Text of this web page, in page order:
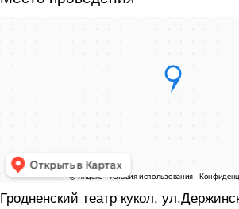
Гродненский театр кукол,